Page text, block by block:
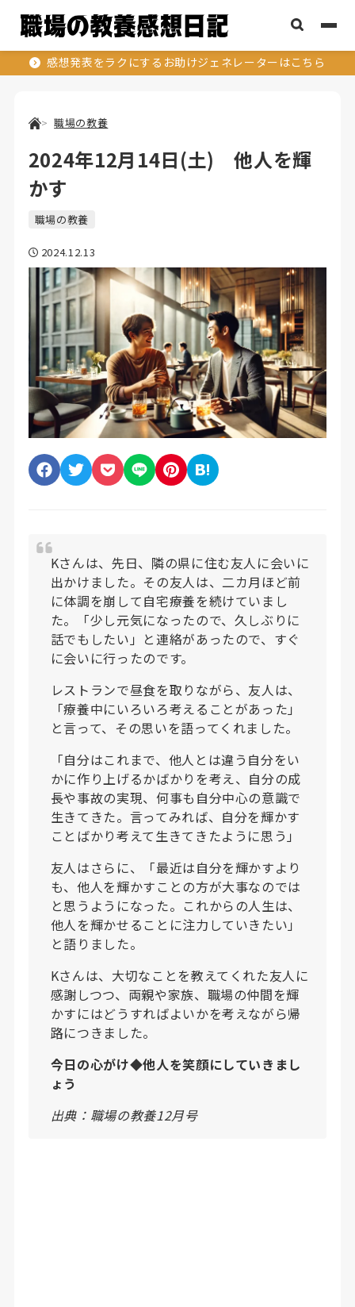
感想発表をラクにするお助けジェネレーターはこちら
職場の教養
2024年12月14日(土) 他人を輝
かす
職場の教養
2024.12.13
Kさんは、先日、隣の県に住む友人に会いに
出かけました。その友人は、二カ月ほど前
に体調を崩して自宅療養を続けていまし
た。「少し元気になったので、久しぶりに
話でもしたい」と連絡があったので、すぐ
に会いに行ったのです。
レストランで昼食を取りながら、友人は、
「療養中にいろいろ考えることがあった」
と言って、その思いを語ってくれました。
「自分はこれまで、他人とは違う自分をい
かに作り上げるかばかりを考え、自分の成
長や事故の実現、何事も自分中心の意識で
生きてきた。言ってみれば、自分を輝かす
ことばかり考えて生きてきたように思う」
友人はさらに、「最近は自分を輝かすより
も、他人を輝かすことの方が大事なのでは
と思うようになった。これからの人生は、
他人を輝かせることに注力していきたい」
と語りました。
Kさんは、大切なことを教えてくれた友人に
感謝しつつ、両親や家族、職場の仲間を輝
かすにはどうすればよいかを考えながら帰
路につきました。
今日の心がけ◆他人を笑顔にしていきまし
ょう
出典：職場の教養12月号